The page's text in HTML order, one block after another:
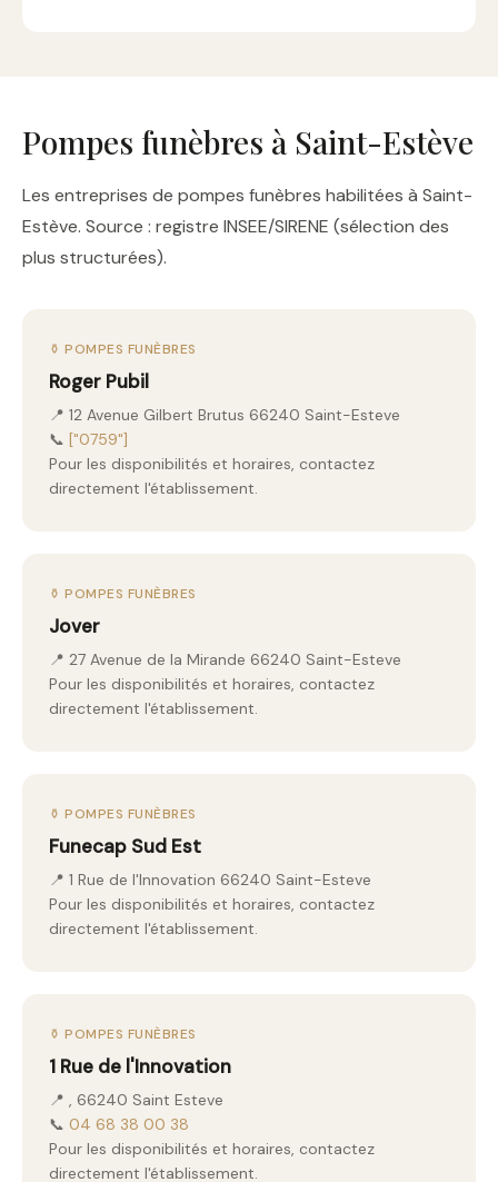
Pompes funèbres à Saint-Estève
Les entreprises de pompes funèbres habilitées à Saint-
Estève. Source : registre INSEE/SIRENE (sélection des
plus structurées).
⚱️ POMPES FUNÈBRES
Roger Pubil
📍 12 Avenue Gilbert Brutus 66240 Saint-Esteve
📞 ["0759"]
Pour les disponibilités et horaires, contactez
directement l'établissement.
⚱️ POMPES FUNÈBRES
Jover
📍 27 Avenue de la Mirande 66240 Saint-Esteve
Pour les disponibilités et horaires, contactez
directement l'établissement.
⚱️ POMPES FUNÈBRES
Funecap Sud Est
📍 1 Rue de l'Innovation 66240 Saint-Esteve
Pour les disponibilités et horaires, contactez
directement l'établissement.
⚱️ POMPES FUNÈBRES
1 Rue de l'Innovation
📍 , 66240 Saint Esteve
📞 04 68 38 00 38
Pour les disponibilités et horaires, contactez
directement l'établissement.